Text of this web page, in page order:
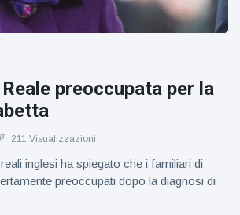
preoccupata per la
211 Visualizzazioni
inglesi ha spiegato che i familiari di
preoccupati dopo la diagnosi di